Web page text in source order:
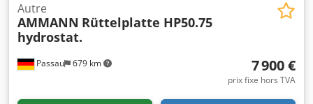
Passau 679 km
Autre
AMMANN Rüttelplatte HP50.75
hydrostat.
7 900 €
prix fixe hors TVA